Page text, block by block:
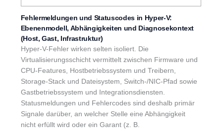
Fehlermeldungen und Statuscodes in Hyper-V:
Ebenenmodell, Abhängigkeiten und Diagnosekontext
(Host, Gast, Infrastruktur)
Hyper-V-Fehler wirken selten isoliert. Die
Virtualisierungsschicht vermittelt zwischen Firmware und
CPU-Features, Hostbetriebssystem und Treibern,
Storage-Stack und Dateisystem, Switch-/NIC-Pfad sowie
Gastbetriebssystem und Integrationsdiensten.
Statusmeldungen und Fehlercodes sind deshalb primär
Signale darüber, an welcher Stelle eine Abhängigkeit
nicht erfüllt wird oder ein Garant (z. B.